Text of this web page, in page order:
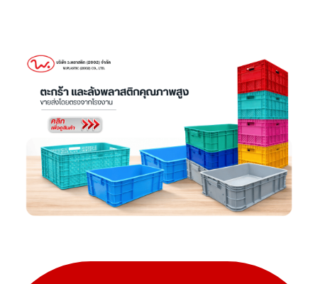
บริษัท ว.พลาสติก (2002) จำกัด
ผู้ผลิตและจำหน่ายอุปกรณ์พลาสติกงานก่อสร้าง คุณภาพสูง
(อ่างเปลผสมปูนไนล่อน, ถังปูน, กระบะปูน, บุ้งกี๋ และเกียง)
รองรับทั้งขายส่งร้านวัสดุ (B2B) และขายปลีก (B2C)
พร้อมส่งทั่วไทยและส่งออกประเทศเพื่อนบ้าน
รับผลิตงาน OEM พลาสติกอุตสาหกรรมทุกรูปแบบ
ติดตามเรา
เมนูเพิ่มเติม